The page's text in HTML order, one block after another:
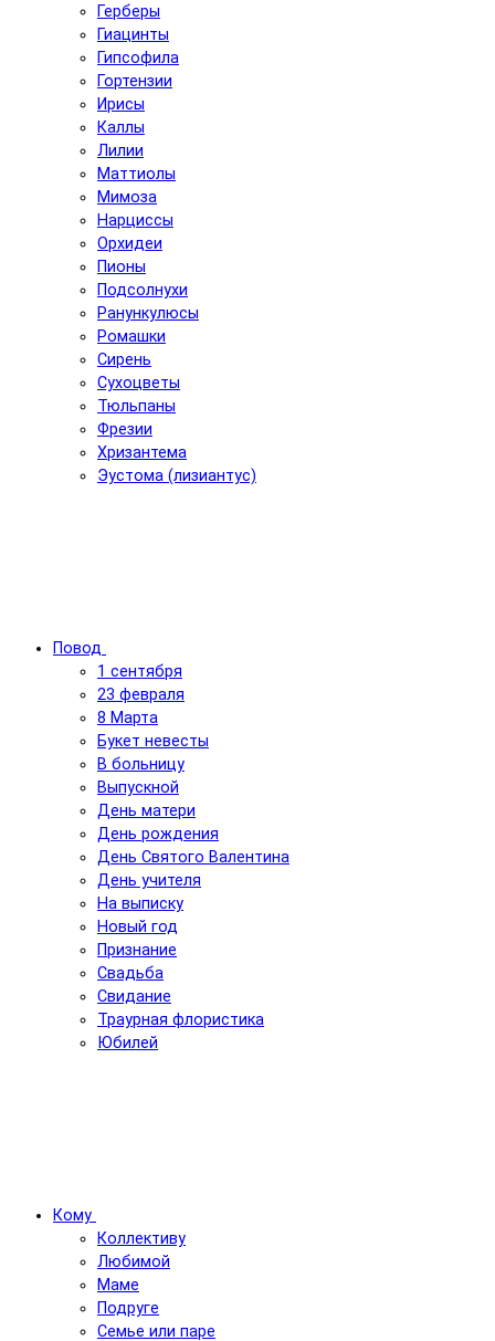
Герберы
Гиацинты
Гипсофила
Гортензии
Ирисы
Каллы
Лилии
Маттиолы
Мимоза
Нарциссы
Орхидеи
Пионы
Подсолнухи
Ранункулюсы
Ромашки
Сирень
Сухоцветы
Тюльпаны
Фрезии
Хризантема
Эустома (лизиантус)
Повод
1 сентября
23 февраля
8 Марта
Букет невесты
В больницу
Выпускной
День матери
День рождения
День Святого Валентина
День учителя
На выписку
Новый год
Признание
Свадьба
Свидание
Траурная флористика
Юбилей
Кому
Коллективу
Любимой
Маме
Подруге
Семье или паре